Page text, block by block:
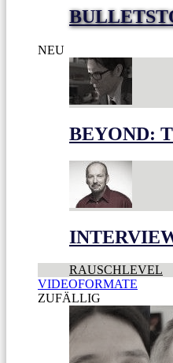
NEU
BEYOND:
RAUSCHLEVEL
VIDEOFORMATE
ZUFÄLLIG